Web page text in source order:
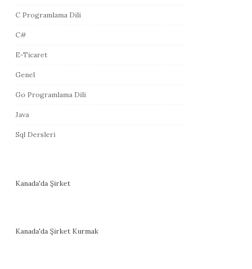
s
C Programlama Dili
C#
E-Ticaret
Genel
Go Programlama Dili
Java
Sql Dersleri
Kanada'da Şirket
Kanada'da Şirket Kurmak